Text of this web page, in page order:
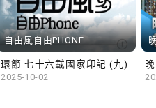
自由風自由PHONE
環節 七十六載國家印記 (九)
2025-10-02